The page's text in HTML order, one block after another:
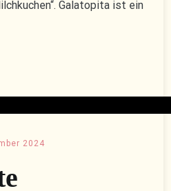
Galatopita ist ein
2024